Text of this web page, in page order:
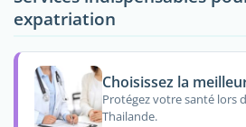
expatriation
Choisissez la
Protégez votre santé lors
Thailande.